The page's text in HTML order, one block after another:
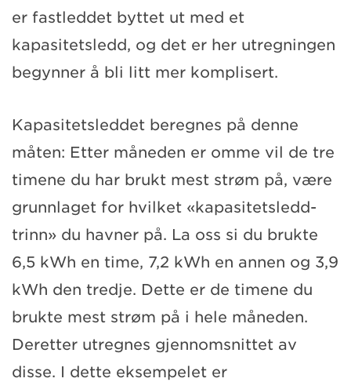
er fastleddet byttet ut med et
kapasitetsledd, og det er her utregningen
begynner å bli litt mer komplisert.
Kapasitetsleddet beregnes på denne
måten: Etter måneden er omme vil de tre
timene du har brukt mest strøm på, være
grunnlaget for hvilket «kapasitetsledd-
trinn» du havner på. La oss si du brukte
6,5 kWh en time, 7,2 kWh en annen og 3,9
kWh den tredje. Dette er de timene du
brukte mest strøm på i hele måneden.
Deretter utregnes gjennomsnittet av
disse. I dette eksempelet er